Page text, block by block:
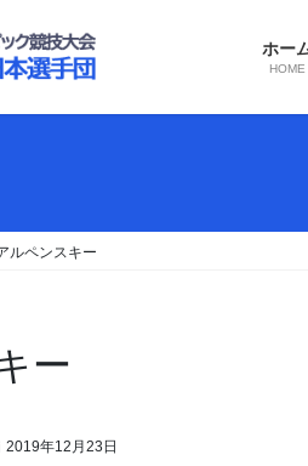
ホー
HOME
ルペンスキー
ー
2019年12月23日